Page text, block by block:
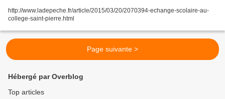
http://www.ladepeche.fr/article/2015/03/20/2070394-echange-scolaire-au-
college-saint-pierre.html
Page suivante >
Hébergé par Overblog
Top articles